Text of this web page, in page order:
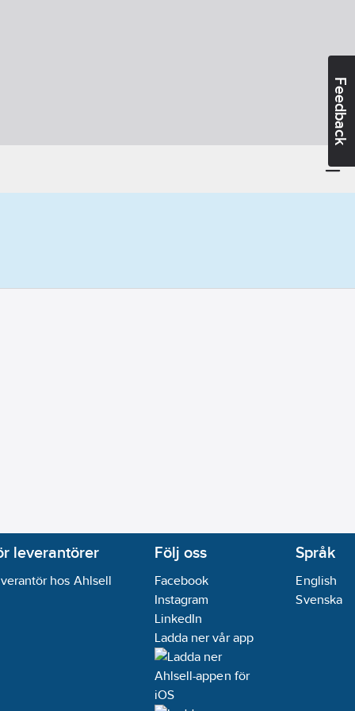
Feedback
leverantörer
hos Ahlsell
Följ oss
Facebook
Instagram
LinkedIn
Ladda ner vår app
Språk
English
Svenska